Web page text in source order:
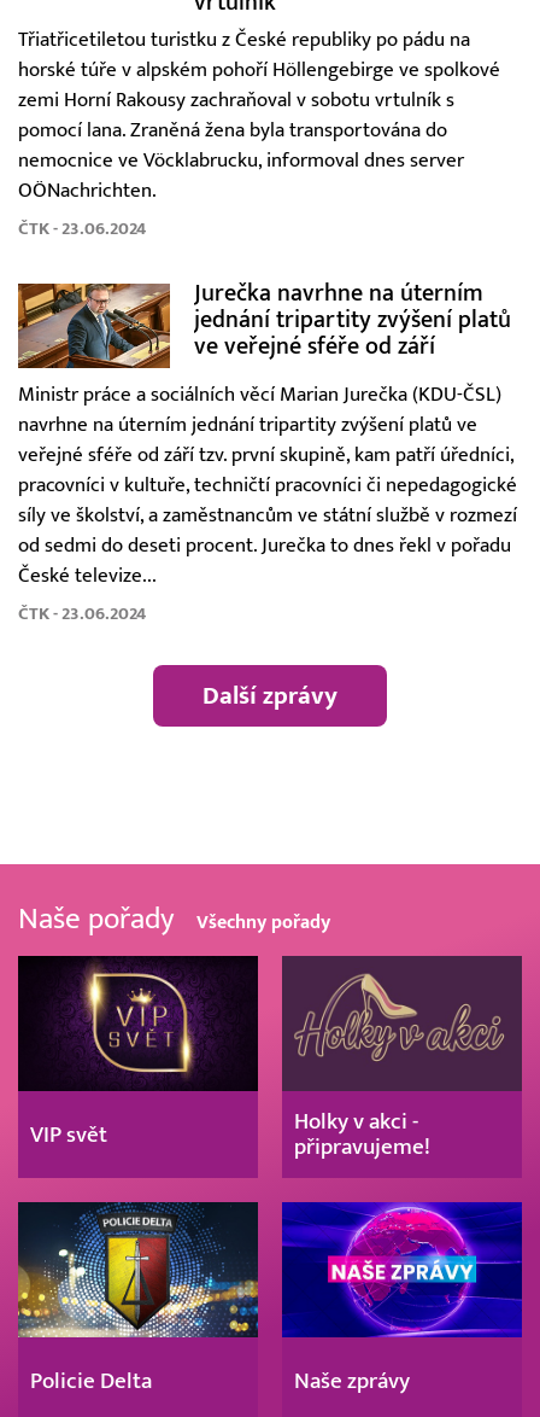
Třiatřicetiletou turistku z České republiky po pádu na
horské túře v alpském pohoří Höllengebirge ve spolkové
zemi Horní Rakousy zachraňoval v sobotu vrtulník s
pomocí lana. Zraněná žena byla transportována do
nemocnice ve Vöcklabrucku, informoval dnes server
OÖNachrichten.
ČTK - 23.06.2024
Jurečka navrhne na úterním
jednání tripartity zvýšení platů
ve veřejné sféře od září
Ministr práce a sociálních věcí Marian Jurečka (KDU-ČSL)
navrhne na úterním jednání tripartity zvýšení platů ve
veřejné sféře od září tzv. první skupině, kam patří úředníci,
pracovníci v kultuře, techničtí pracovníci či nepedagogické
síly ve školství, a zaměstnancům ve státní službě v rozmezí
od sedmi do deseti procent. Jurečka to dnes řekl v pořadu
České televize...
ČTK - 23.06.2024
Další zprávy
Naše pořady Všechny pořady
VIP svět
Holky v akci -
připravujeme!
Policie Delta Naše zprávy